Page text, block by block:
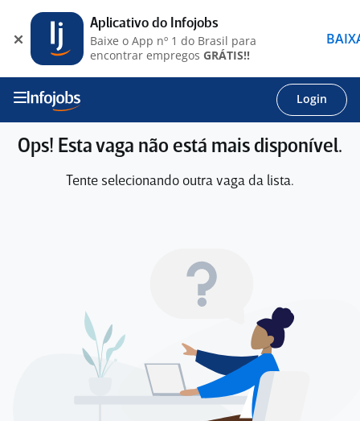
Login
Ops! Esta vaga não está mais disponível.
Tente selecionando outra vaga da lista.
Aplicativo do Infojobs
Baixe o App nº 1 do Brasil para
encontrar empregos GRÁTIS!!